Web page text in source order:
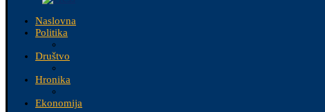
Naslovna
Politika
Društvo
Hronika
Ekonomija